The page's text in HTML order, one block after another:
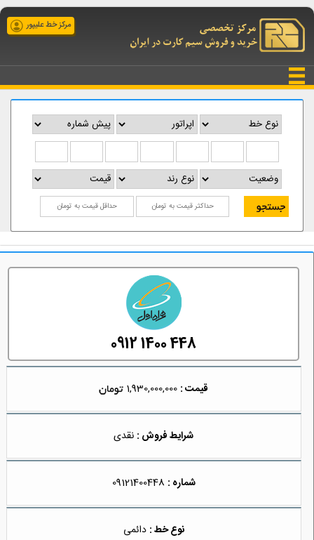
مرکز خط علیپور
0912 1400 448
قیمت :
شرایط فروش : نقدی
شماره : 09121400448
نوع خط : دائمی